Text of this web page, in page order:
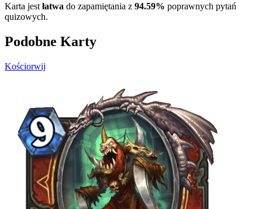
Karta jest łatwa do zapamiętania z 94.59% poprawnych pytań
quizowych.
Podobne Karty
Kościorwij